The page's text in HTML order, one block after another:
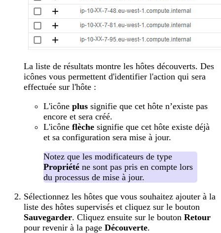
La liste de résultats montre les hôtes découverts. Des
icônes vous permettent d'identifier l'action qui sera
effectuée sur l'hôte :
L'icône plus signifie que cet hôte n’existe pas
encore et sera créé.
L'icône flèche signifie que cet hôte existe déjà
et sa configuration sera mise à jour.
Notez que les modificateurs de type
Propriété ne sont pas pris en compte lors
du processus de mise à jour.
Sélectionnez les hôtes que vous souhaitez ajouter à la
liste des hôtes supervisés et cliquez sur le bouton
Sauvegarder. Cliquez ensuite sur le bouton Retour
pour revenir à la page Découverte.